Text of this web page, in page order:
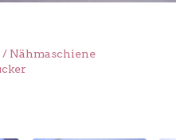
/ Nähmaschiene